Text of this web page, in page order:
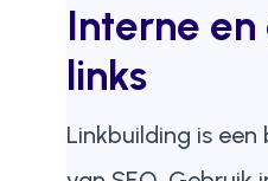
Interne
links
Linkbuilding is